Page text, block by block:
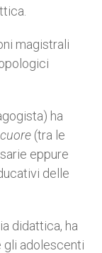
magistrali
ha
(tra le
eppure
delle
didattica, ha
gli adolescenti